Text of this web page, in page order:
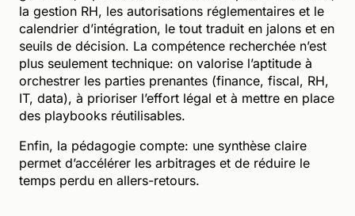
la gestion RH, les autorisations réglementaires et le
calendrier d’intégration, le tout traduit en jalons et en
seuils de décision. La compétence recherchée n’est
plus seulement technique: on valorise l’aptitude à
orchestrer les parties prenantes (finance, fiscal, RH,
IT, data), à prioriser l’effort légal et à mettre en place
des playbooks réutilisables.
Enfin, la pédagogie compte: une synthèse claire
permet d’accélérer les arbitrages et de réduire le
temps perdu en allers-retours.